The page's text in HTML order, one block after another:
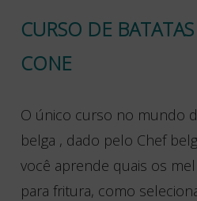
CURSO DE
CONE
O único curso no mundo
belga , dado pelo Chef
você aprende quais os
para fritura, como